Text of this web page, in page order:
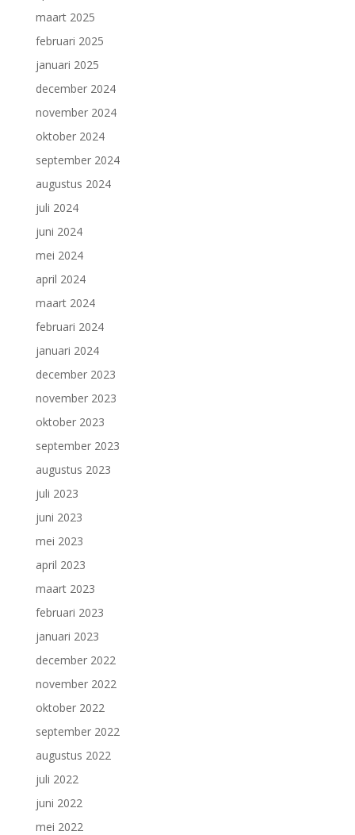
maart 2025
februari 2025
januari 2025
december 2024
november 2024
oktober 2024
september 2024
augustus 2024
juli 2024
juni 2024
mei 2024
april 2024
maart 2024
februari 2024
januari 2024
december 2023
november 2023
oktober 2023
september 2023
augustus 2023
juli 2023
juni 2023
mei 2023
april 2023
maart 2023
februari 2023
januari 2023
december 2022
november 2022
oktober 2022
september 2022
augustus 2022
juli 2022
juni 2022
mei 2022